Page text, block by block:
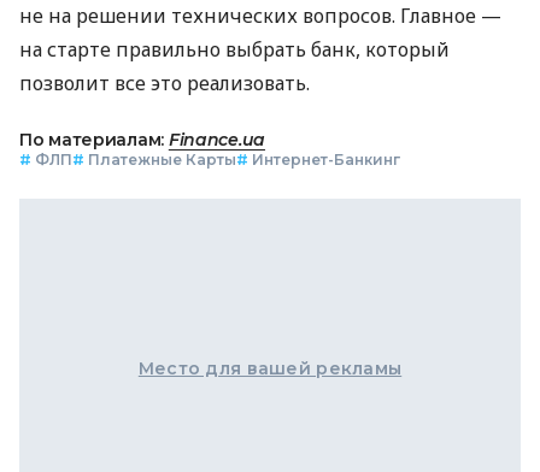
не на решении технических вопросов. Главное —
на старте правильно выбрать банк, который
позволит все это реализовать.
По материалам: Finance.ua
# ФЛП# Платежные Карты# Интернет-Банкинг
Место для вашей рекламы